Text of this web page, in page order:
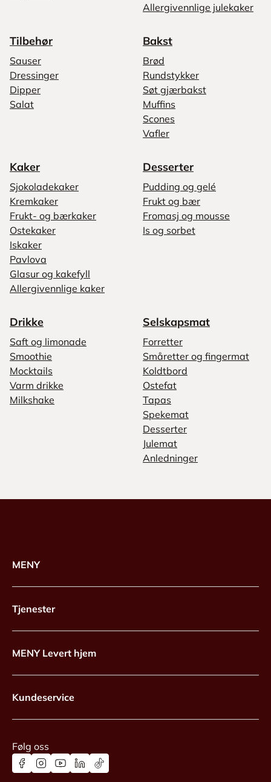
Allergivennlige julekaker
Tilbehør
Sauser
Dressinger
Dipper
Salat
Bakst
Brød
Rundstykker
Søt gjærbakst
Muffins
Scones
Vafler
Kaker
Sjokoladekaker
Kremkaker
Frukt- og bærkaker
Ostekaker
Iskaker
Pavlova
Glasur og kakefyll
Allergivennlige kaker
Desserter
Pudding og gelé
Frukt og bær
Fromasj og mousse
Is og sorbet
Drikke
Saft og limonade
Smoothie
Mocktails
Varm drikke
Milkshake
Selskapsmat
Forretter
Småretter og fingermat
Koldtbord
Ostefat
Tapas
Spekemat
Desserter
Julemat
Anledninger
MENY
Tjenester
MENY Levert hjem
Kundeservice
Følg oss